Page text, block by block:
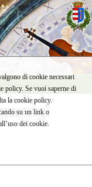
di cookie necessari
policy. Se vuoi saperne di
la cookie policy.
su un link o
dei cookie.